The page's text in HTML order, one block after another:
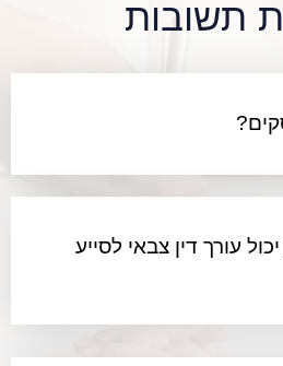
תשובות
עורך דין צבאי לסייע